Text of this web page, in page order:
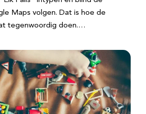
Maps volgen. Dat is hoe de
tegenwoordig doen.…